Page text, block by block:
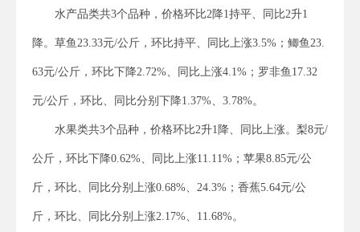
水产品类共3个品种，价格环比2降1持平、同比2升1
降。草鱼23.33元/公斤，环比持平、同比上涨3.5%；鲫鱼23.
63元/公斤，环比下降2.72%、同比上涨4.1%；罗非鱼17.32
元/公斤，环比、同比分别下降1.37%、3.78%。
水果类共3个品种，价格环比2升1降、同比上涨。梨8元/
公斤，环比下降0.62%、同比上涨11.11%；苹果8.85元/公
斤，环比、同比分别上涨0.68%、24.3%；香蕉5.64元/公
斤，环比、同比分别上涨2.17%、11.68%。